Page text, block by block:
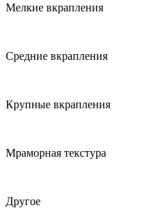
Мелкие вкрапления
Средние вкрапления
Крупные вкрапления
Мраморная текстура
Другое